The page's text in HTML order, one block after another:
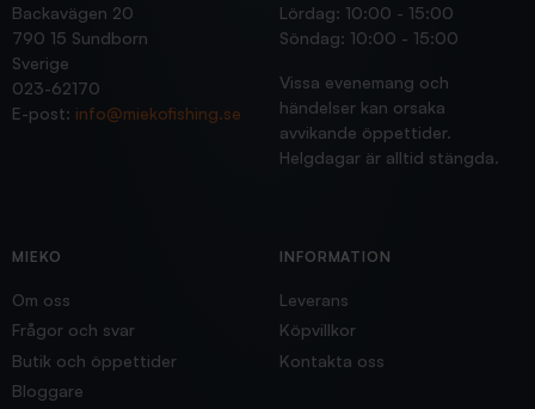
Backavägen 20
790 15 Sundborn
Sverige
023-62170
E-post: info@miekofishing.se
Lördag: 10:00 - 15:00
Söndag: 10:00 - 15:00
Vissa evenemang och
händelser kan orsaka
avvikande öppettider.
Helgdagar är alltid stängda.
MIEKO
Om oss
Frågor och svar
Butik och öppettider
Bloggare
INFORMATION
Leverans
Köpvillkor
Kontakta oss